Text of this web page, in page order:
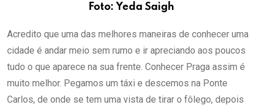
Foto: Yeda Saigh
Acredito que uma das melhores maneiras de conhecer uma
cidade é andar meio sem rumo e ir apreciando aos poucos
tudo o que aparece na sua frente. Conhecer Praga assim é
muito melhor. Pegamos um táxi e descemos na Ponte
Carlos, de onde se tem uma vista de tirar o fôlego, depois